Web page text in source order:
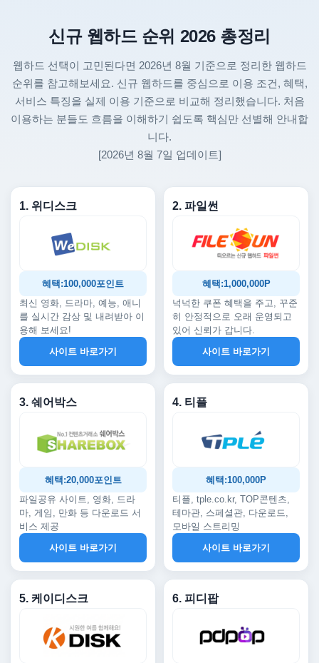
신규 웹하드 순위 2026 총정리
웹하드 선택이 고민된다면 2026년 8월 기준으로 정리한 웹하드
순위를 참고해보세요. 신규 웹하드를 중심으로 이용 조건, 혜택,
서비스 특징을 실제 이용 기준으로 비교해 정리했습니다. 처음
이용하는 분들도 흐름을 이해하기 쉽도록 핵심만 선별해 안내합
니다.
[2026년 8월 7일 업데이트]
1. 위디스크
혜택:100,000포인트
최신 영화, 드라마, 예능, 애니
를 실시간 감상 및 내려받아 이
용해 보세요!
사이트 바로가기
2. 파일썬
혜택:1,000,000P
넉넉한 쿠폰 혜택을 주고, 꾸준
히 안정적으로 오래 운영되고
있어 신뢰가 갑니다.
사이트 바로가기
3. 쉐어박스
혜택:20,000포인트
파일공유 사이트, 영화, 드라
마, 게임, 만화 등 다운로드 서
비스 제공
사이트 바로가기
4. 티플
혜택:100,000P
티플, tple.co.kr, TOP콘텐츠,
테마관, 스페셜관, 다운로드,
모바일 스트리밍
사이트 바로가기
5. 케이디스크 6. 피디팝